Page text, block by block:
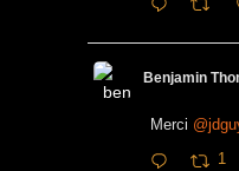
Benjamin
Merci
1